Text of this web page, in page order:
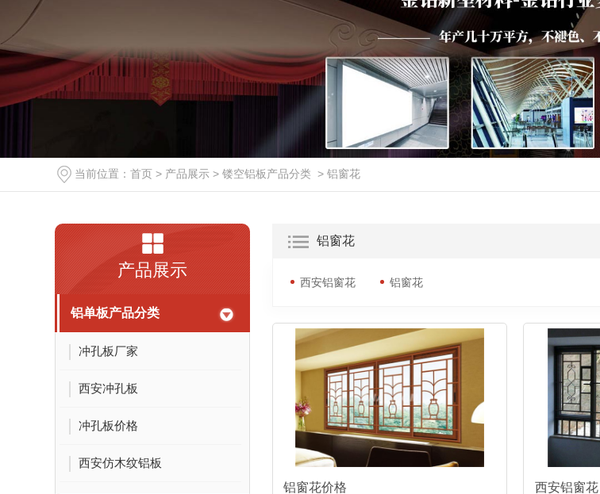
当前位置： 首页 > 产品展示 > 镂空铝板产品分类 > 铝窗花
产品展示
铝单板产品分类
冲孔板厂家
西安冲孔板
冲孔板价格
西安仿木纹铝板
铝窗花
西安铝窗花 铝窗花
铝窗花价格 西安铝窗花